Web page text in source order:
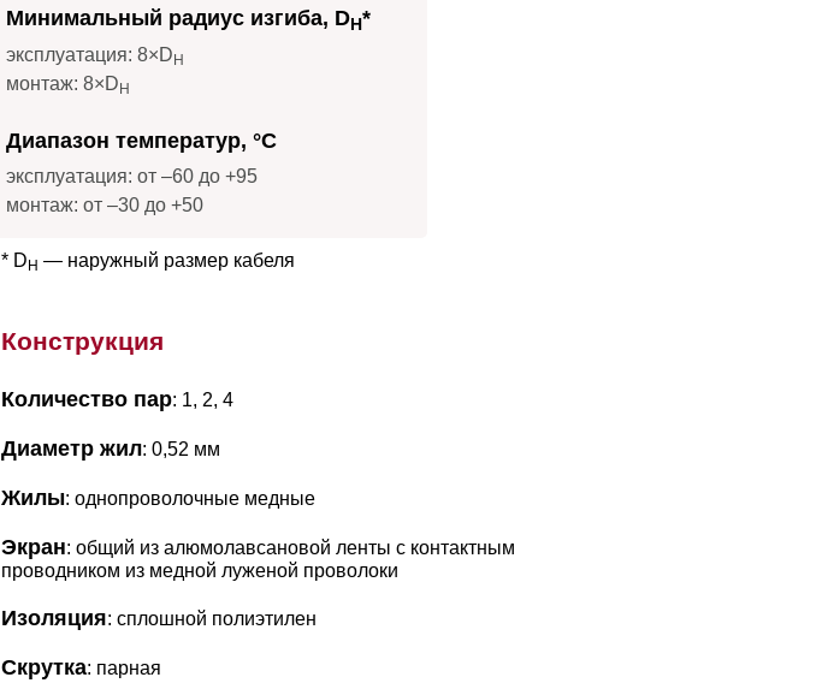
Минимальный радиус изгиба, DH*
эксплуатация: 8×DH
монтаж: 8×DH
Диапазон температур, °С
эксплуатация: от –60 до +95
монтаж: от –30 до +50
* D H — наружный размер кабеля
Конструкция
Количество пар: 1, 2, 4
Диаметр жил: 0,52 мм
Жилы: однопроволочные медные
Экран: общий из алюмолавсановой ленты с контактным
проводником из медной луженой проволоки
Изоляция: сплошной полиэтилен
Скрутка: парная